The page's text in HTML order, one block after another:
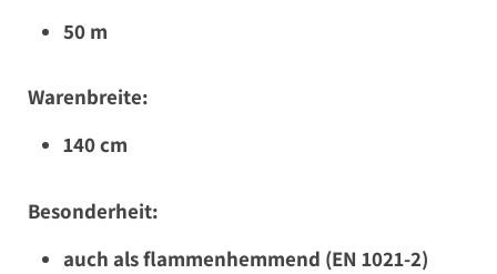
50 m
Warenbreite:
140 cm
Besonderheit:
auch als flammenhemmend (EN 1021-2)